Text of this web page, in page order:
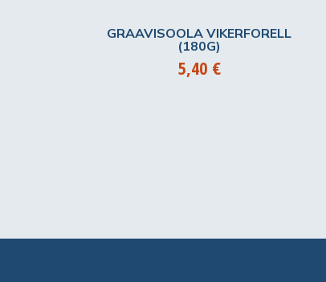
GRAAVISOOLA VIKERFORELL
(180G)
5,40 €